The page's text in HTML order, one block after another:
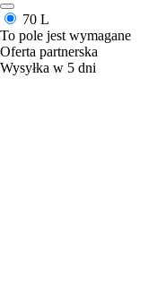
70 L
To pole jest wymagane
Oferta partnerska
Wysyłka w 5 dni